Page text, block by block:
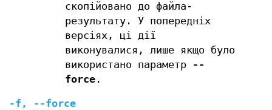
скопійовано до файла-
результату. У попередніх
версіях, ці дії
виконувалися, лише якщо було
використано параметр
--
force.
-f ,
--force